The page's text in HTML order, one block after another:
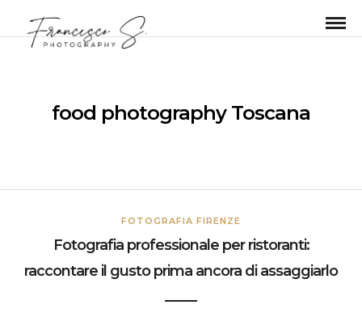
food photography Toscana
FOTOGRAFIA FIRENZE
Fotografia professionale per ristoranti:
raccontare il gusto prima ancora di assaggiarlo